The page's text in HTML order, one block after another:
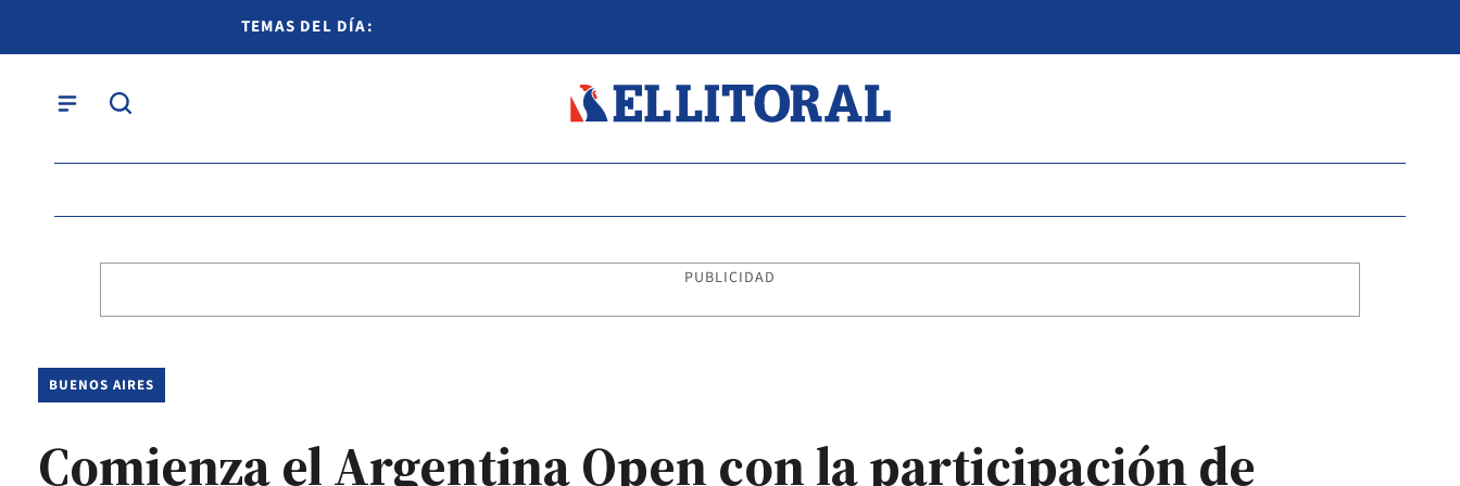
TEMAS DEL DÍA:
PUBLICIDAD
BUENOS AIRES
Comienza el Argentina Open con la participación de